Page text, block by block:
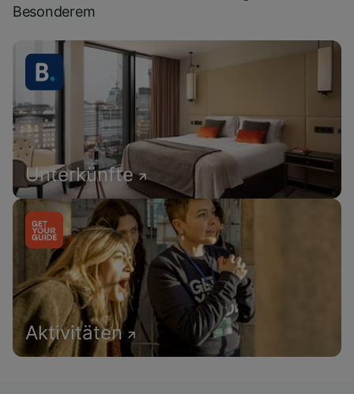
Besonderem
Unterkünfte
Aktivitäten